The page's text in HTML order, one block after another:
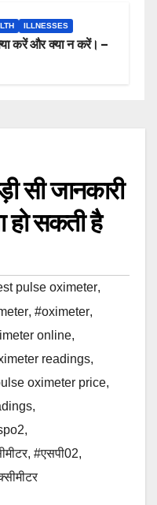
ILLNESSES
करें और क्या न करें। –
सी जानकारी
सकती है
pulse oximeter,
, #oximeter,
online,
readings,
oximeter price,
,
,
, #एसपी02,